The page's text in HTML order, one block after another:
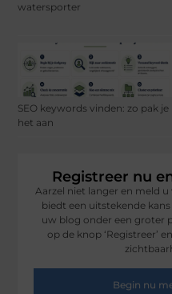
watersporter
SEO keywords vinden: zo pak je
het aan
Registreer nu
Aarzel niet langer en meld
biedt een uitstekende
uw blog onder een groter
op de knop ‘Registreer’
Begin nu